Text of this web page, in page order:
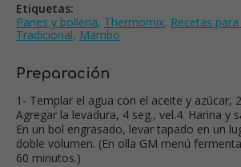
Etiquetas:
Panes y bolleria, Thermomix, Recetas
Tradicional, Mambo
Preparación
1- Templar el agua con el aceite y azúcar,
Agregar la levadura, 4 seg., vel.4. Harina y
En un bol engrasado, levar tapado en un
doble volumen. (En olla GM menú
60 minutos.)